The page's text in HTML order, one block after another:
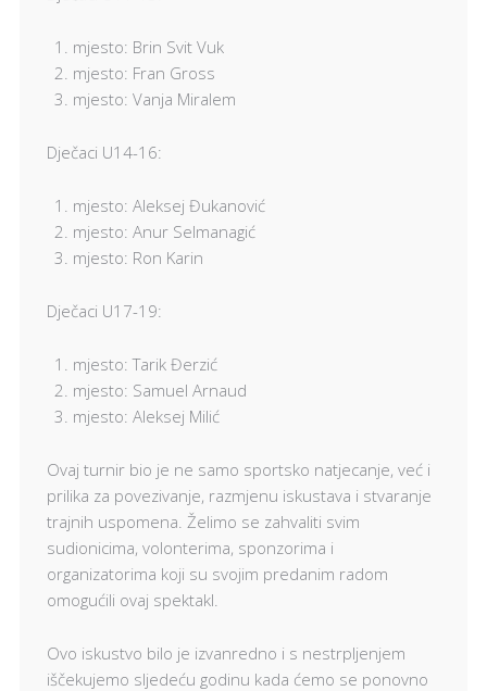
mjesto: Brin Svit Vuk
mjesto: Fran Gross
mjesto: Vanja Miralem
Dječaci U14-16:
mjesto: Aleksej Đukanović
mjesto: Anur Selmanagić
mjesto: Ron Karin
Dječaci U17-19:
mjesto: Tarik Đerzić
mjesto: Samuel Arnaud
mjesto: Aleksej Milić
Ovaj turnir bio je ne samo sportsko natjecanje, već i
prilika za povezivanje, razmjenu iskustava i stvaranje
trajnih uspomena. Želimo se zahvaliti svim
sudionicima, volonterima, sponzorima i
organizatorima koji su svojim predanim radom
omogućili ovaj spektakl.
Ovo iskustvo bilo je izvanredno i s nestrpljenjem
iščekujemo sljedeću godinu kada ćemo se ponovno